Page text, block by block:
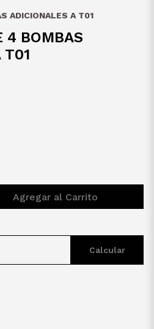
ADICIONALES A T01
4 BOMBAS
T01
Agregar al Carrito
Calcular